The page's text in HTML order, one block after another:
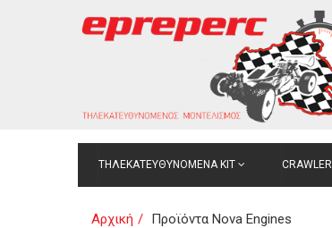
ΤΗΛΕΚΑΤΕΥΘΥΝΟΜΕΝΑ ΚΙΤ CRAWLER
Αρχική Προϊόντα Nova Engines